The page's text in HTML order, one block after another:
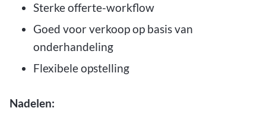
Sterke offerte-workflow
Goed voor verkoop op basis van
onderhandeling
Flexibele opstelling
Nadelen: